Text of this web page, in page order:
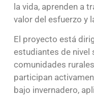
la vida, aprenden a
valor del esfuerzo y
El proyecto está
estudiantes de nivel
comunidades
participan
bajo invernadero,